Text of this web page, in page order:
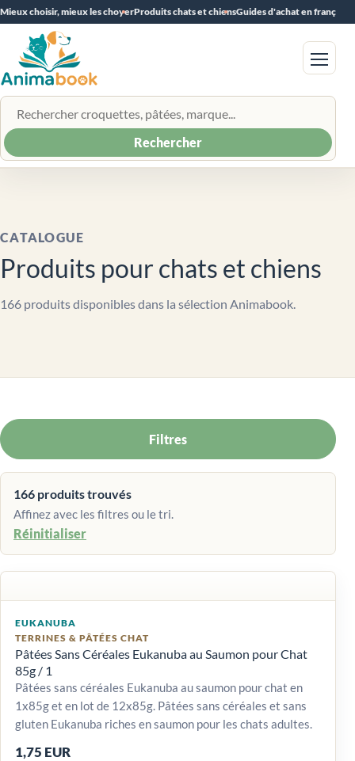
Mieux choisir, mieux les choyerProduits chats et chiensGuides d'achat en français
Rechercher un produit
Rechercher
Menu
CATALOGUE
Produits pour chats et chiens
166 produits disponibles dans la sélection Animabook.
Filtres
166 produits trouvés
Affinez avec les filtres ou le tri.
Réinitialiser
EUKANUBA
TERRINES & PÂTÉES CHAT
Pâtées Sans Céréales Eukanuba au Saumon pour Chat
85g / 1
Pâtées sans céréales Eukanuba au saumon pour chat en
1x85g et en lot de 12x85g. Pâtées sans céréales et sans
gluten Eukanuba riches en saumon pour les chats adultes.
1,75 EUR